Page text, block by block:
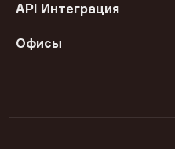
API Интеграция
Офисы